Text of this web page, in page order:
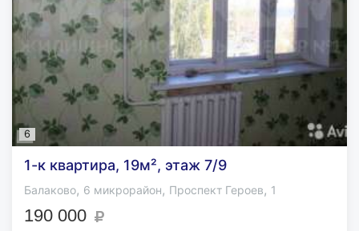
6
1-к квартира, 19м², этаж 7/9
Балаково, 6 микрорайон, Проспект Героев, 1
190 000